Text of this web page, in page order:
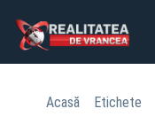
Acasă Etichete